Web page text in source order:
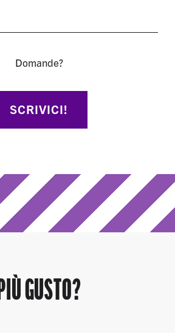
Domande?
SCRIVICI!
PIÙ GUSTO?